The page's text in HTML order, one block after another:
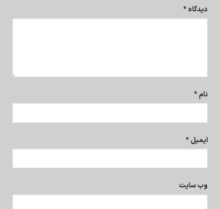
دیدگاه*
نام*
ایمیل*
وب‌ سایت